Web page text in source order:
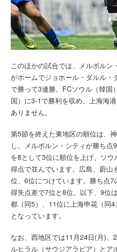
このほかの試合では、メルボルン
がホームでジョホール・ダルル・
で勝って3連勝。FCソウル（韓国
国）に3-1で勝利を収め、上海海
ありません。
第5節を終えた東地区の順位は、
し、メルボルン・シティが勝ち
を8として3位に順位を上げ、ソ
得点で並んでいます。広島、蔚
位、6位につけています。勝ち点
得失点差で7位と8位。以下、9位
都（同5）、11位に上海申花（同4
となっています。
なお、西地区では11月24日(月)、
ルヒラル（サウジアラビア）とア